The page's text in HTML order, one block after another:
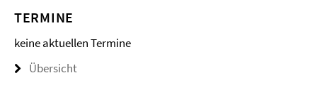
TERMINE
keine aktuellen Termine
Übersicht